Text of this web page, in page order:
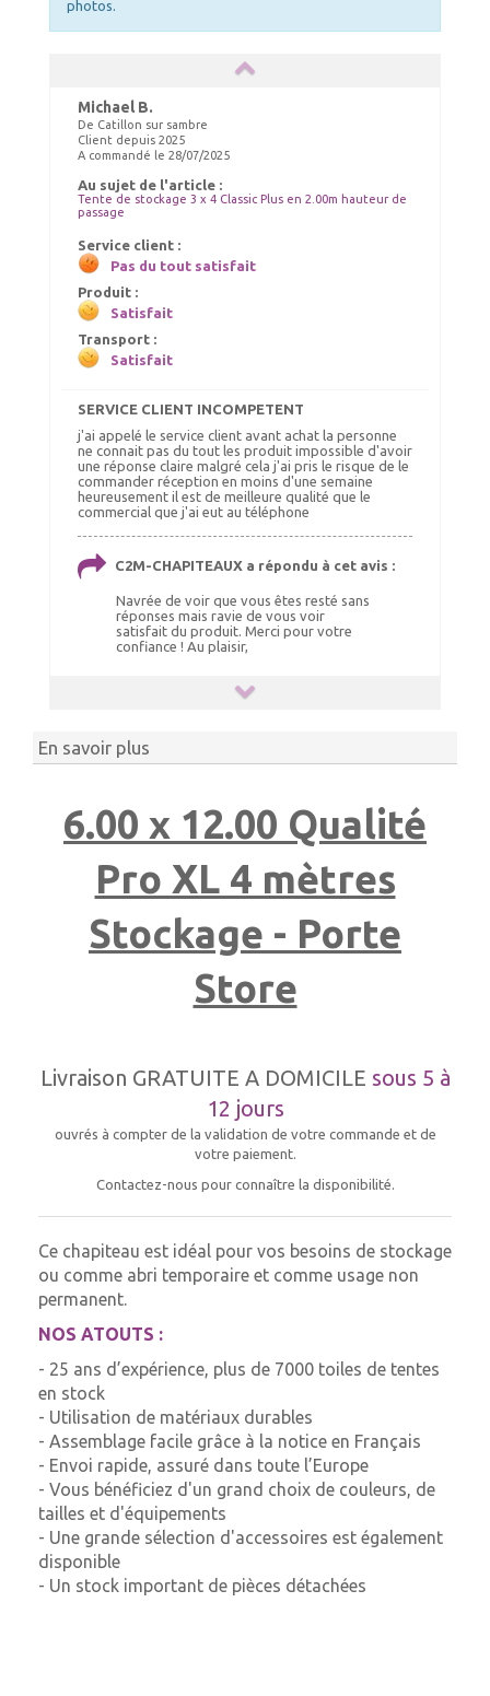
ELASTIQUES LONGS
Choix Coloris : Blanc, Quantités : 50
55.00 € TTC livré
59.00 €
Ajout panier
photos.
Michael B.
De Catillon sur sambre
Client depuis 2025
A commandé le 28/07/2025
Au sujet de l'article :
Tente de stockage 3 x 4 Classic Plus en 2.00m hauteur de
passage
Service client :
Pas du tout satisfait
Produit :
Satisfait
Transport :
Satisfait
SERVICE CLIENT INCOMPETENT
j'ai appelé le service client avant achat la personne
ne connait pas du tout les produit impossible d'avoir
une réponse claire malgré cela j'ai pris le risque de le
commander réception en moins d'une semaine
heureusement il est de meilleure qualité que le
commercial que j'ai eut au téléphone
C2M-CHAPITEAUX a répondu à cet avis :
Navrée de voir que vous êtes resté sans
réponses mais ravie de vous voir
satisfait du produit. Merci pour votre
confiance ! Au plaisir,
En savoir plus
6.00 x 12.00 Qualité
Pro XL 4 mètres
Stockage - Porte
Store
Livraison GRATUITE A DOMICILE sous 5 à
12 jours
ouvrés à compter de la validation de votre commande et de
votre paiement.
Contactez-nous pour connaître la disponibilité.
Ce chapiteau est idéal pour vos besoins de stockage
ou comme abri temporaire et comme usage non
permanent.
NOS ATOUTS :
- 25 ans d’expérience, plus de 7000 toiles de tentes
en stock
- Utilisation de matériaux durables
- Assemblage facile grâce à la notice en Français
- Envoi rapide, assuré dans toute l’Europe
- Vous bénéficiez d'un grand choix de couleurs, de
tailles et d'équipements
- Une grande sélection d'accessoires est également
disponible
- Un stock important de pièces détachées